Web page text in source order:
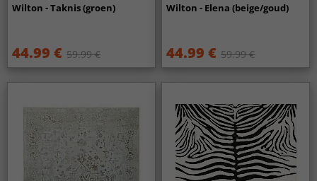
Wilton - Taknis (groen)
44.99 € 59.99 €
Wilton - Elena (beige/goud)
44.99 € 59.99 €